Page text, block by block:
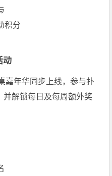
积分
动
嘉年华同步上线，参与扑
并解锁每日及每周额外奖